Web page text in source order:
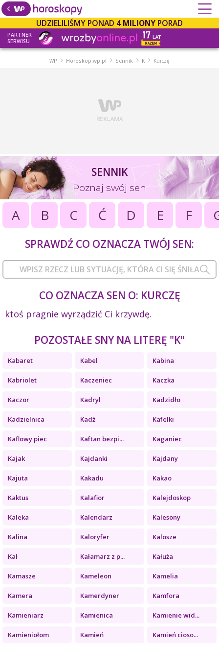
UDZIELILIŚMY PONAD 4 MILIONY PORAD
PARTNER
SERWISU
WP Horoskop.wp.pl Sennik K Kurczę
SENNIK
Poznaj swój sen
A B C Ć D E F
SPRAWDŹ CO OZNACZA TWÓJ SEN:
CO OZNACZA SEN O: KURCZĘ
ktoś pragnie wyrządzić Ci krzywdę.
POZOSTAŁE SNY NA LITERĘ "K"
Kabaret Kabel Kabina
Kabriolet Kaczeniec Kaczka
Kaczor Kadryl Kadzidło
Kadzielnica Kadź Kafelki
Kaflowy piec Kaftan bezpi... Kaganiec
Kajak Kajdanki Kajdany
Kajuta Kakadu Kakao
Kaktus Kalafior Kalejdoskop
Kaleka Kalendarz Kalesony
Kalina Kaloryfer Kalosze
Kał Kałamarz z p... Kałuża
Kamasze Kameleon Kamelia
Kamera Kamerdyner Kamfora
Kamieniarz Kamienica Kamienie wid...
Kamieniołom Kamień Kamień cioso...